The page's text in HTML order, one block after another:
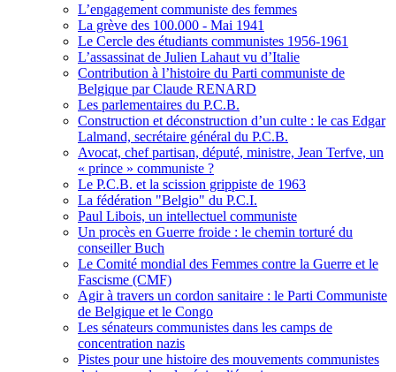
L’engagement communiste des femmes
La grève des 100.000 - Mai 1941
Le Cercle des étudiants communistes 1956-1961
L’assassinat de Julien Lahaut vu d’Italie
Contribution à l’histoire du Parti communiste de
Belgique par Claude RENARD
Les parlementaires du P.C.B.
Construction et déconstruction d’un culte : le cas Edgar
Lalmand, secrétaire général du P.C.B.
Avocat, chef partisan, député, ministre, Jean Terfve, un
« prince » communiste ?
Le P.C.B. et la scission grippiste de 1963
La fédération "Belgio" du P.C.I.
Paul Libois, un intellectuel communiste
Un procès en Guerre froide : le chemin torturé du
conseiller Buch
Le Comité mondial des Femmes contre la Guerre et le
Fascisme (CMF)
Agir à travers un cordon sanitaire : le Parti Communiste
de Belgique et le Congo
Les sénateurs communistes dans les camps de
concentration nazis
Pistes pour une histoire des mouvements communistes